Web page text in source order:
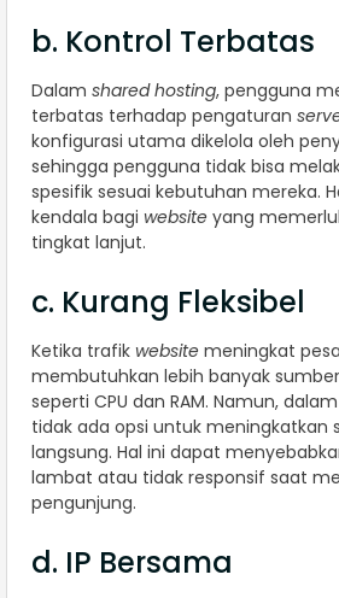
b. Kontrol Terbatas
Dalam shared hosting, pengguna
terbatas terhadap pengaturan
konfigurasi utama dikelola oleh
sehingga pengguna tidak bisa
spesifik sesuai kebutuhan mereka.
kendala bagi website yang
tingkat lanjut.
c. Kurang Fleksibel
Ketika trafik website meningkat
membutuhkan lebih banyak
seperti CPU dan RAM. Namun, dalam
tidak ada opsi untuk meningkatkan
langsung. Hal ini dapat
lambat atau tidak responsif saat
pengunjung.
d. IP Bersama